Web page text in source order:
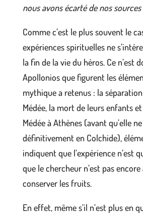
nous avons écarté de nos
Comme c’est le plus souvent le
expériences spirituelles ne
la fin de la vie du héros. Ce n’est
Apollonios que figurent les
mythique a retenus : la
Médée, la mort de leurs enfants
Médée à Athènes (avant qu’elle
définitivement en Colchide),
indiquent que l’expérience n’est
que le chercheur n’est pas encore
conserver les fruits.
En effet, même s’il n’est plus en